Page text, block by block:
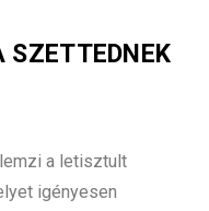
SZETTEDNEK
a letisztult
igényesen